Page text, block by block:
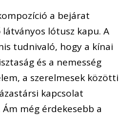
a bejárat
látványos lótusz kapu. A
tudnivaló, hogy a kínai
és a nemesség
a szerelmesek közötti
kapcsolat
még érdekesebb a